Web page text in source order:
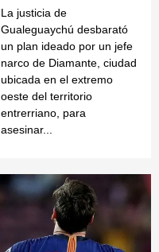
La justicia de
Gualeguaychú desbarató
un plan ideado por un jefe
narco de Diamante, ciudad
ubicada en el extremo
oeste del territorio
entrerriano, para
asesinar...